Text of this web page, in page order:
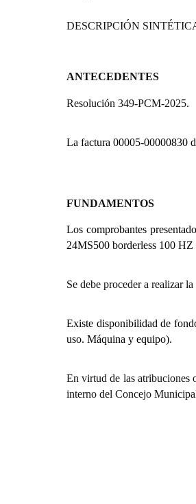
DESCRIPCIÓN
ANTECEDENTES
Resolución 349-PCM-2025.
La factura 00005-00000830
FUNDAMENTOS
Los comprobantes
24MS500 borderless 100
Se debe proceder a realizar
Existe disponibilidad de
uso. Máquina y equipo).
En virtud de las
interno del Concejo